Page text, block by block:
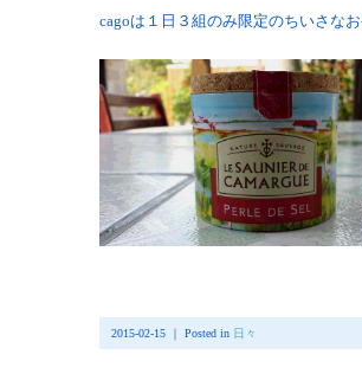
cagoは１日３組のみ限定のちいさな
2015-02-15 ｜ Posted in 日々